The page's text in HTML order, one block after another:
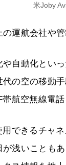
米Joby
運航会社や
自動化とい
の空の移動
航空無線電話
できるチャ
浅いことも